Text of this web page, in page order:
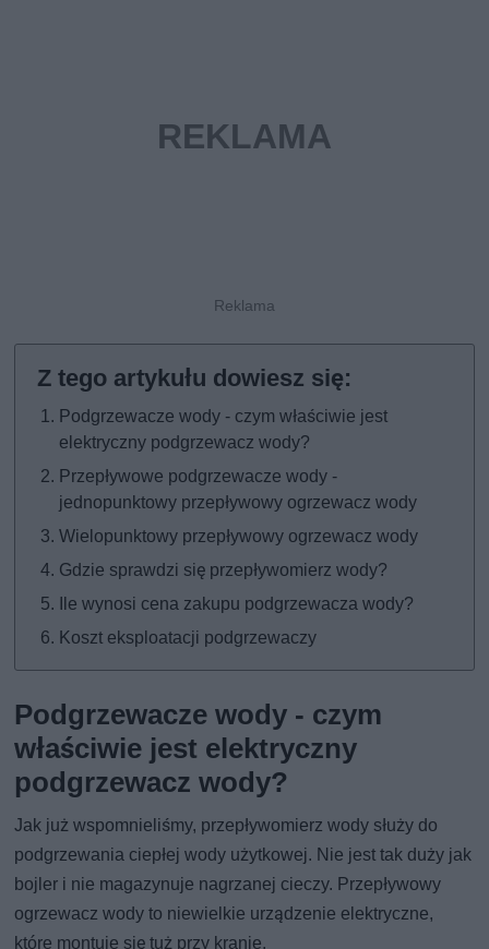
Podgrzewacze wody - czym właściwie jest
elektryczny podgrzewacz wody?
Przepływowe podgrzewacze wody -
jednopunktowy przepływowy ogrzewacz wody
Wielopunktowy przepływowy ogrzewacz wody
Gdzie sprawdzi się przepływomierz wody?
Ile wynosi cena zakupu podgrzewacza wody?
Koszt eksploatacji podgrzewaczy
Podgrzewacze wody - czym
właściwie jest elektryczny
podgrzewacz wody?
Jak już wspomnieliśmy, przepływomierz wody służy do
podgrzewania ciepłej wody użytkowej. Nie jest tak duży jak
bojler i nie magazynuje nagrzanej cieczy. Przepływowy
ogrzewacz wody to niewielkie urządzenie elektryczne,
które montuje się tuż przy kranie.